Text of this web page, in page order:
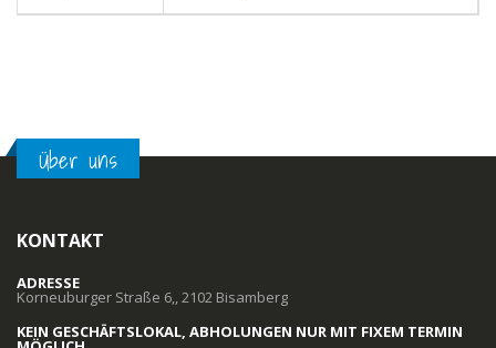
Über uns
KONTAKT
ADRESSE
Korneuburger Straße 6,, 2102 Bisamberg
KEIN GESCHÄFTSLOKAL, ABHOLUNGEN NUR MIT FIXEM TERMIN